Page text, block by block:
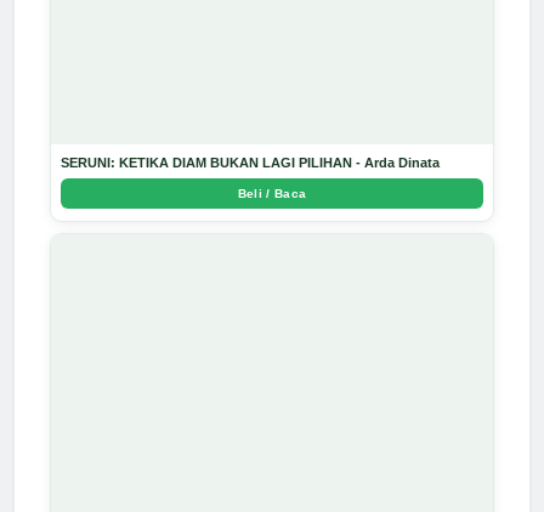
SERUNI: KETIKA DIAM BUKAN LAGI PILIHAN - Arda Dinata
Beli / Baca